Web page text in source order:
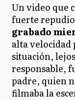
Un video que
fuerte
grabado
alta velocidad
situación,
responsable,
padre, quien
filmaba la